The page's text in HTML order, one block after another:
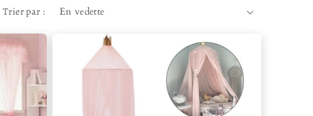
Trier par :